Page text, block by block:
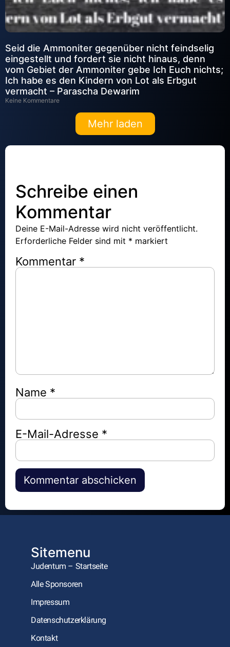
Seid die Ammoniter gegenüber nicht feindselig
eingestellt und fordert sie nicht hinaus, denn
vom Gebiet der Ammoniter gebe Ich Euch nichts;
Ich habe es den Kindern von Lot als Erbgut
vermacht – Parascha Dewarim
Keine Kommentare
Mehr laden
Schreibe einen
Kommentar
Deine E-Mail-Adresse wird nicht veröffentlicht.
Erforderliche Felder sind mit * markiert
Kommentar *
Name *
E-Mail-Adresse *
Alternative:
Sitemenu
Judentum – Startseite
Alle Sponsoren
Impressum
Datenschutzerklärung
Kontakt